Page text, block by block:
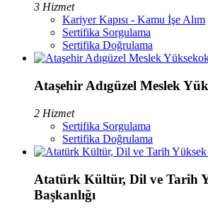
3 Hizmet
Kariyer Kapısı - Kamu İşe Alım
Sertifika Sorgulama
Sertifika Doğrulama
Ataşehir Adıgüzel Meslek
2 Hizmet
Sertifika Sorgulama
Sertifika Doğrulama
Atatürk Kültür, Dil ve Tarih
Başkanlığı